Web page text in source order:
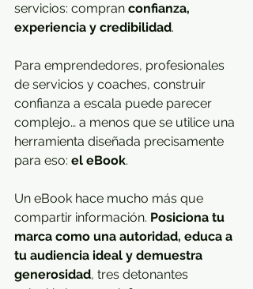
servicios: compran confianza,
experiencia y credibilidad.
Para emprendedores, profesionales
de servicios y coaches, construir
confianza a escala puede parecer
complejo… a menos que se utilice una
herramienta diseñada precisamente
para eso: el eBook.
Un eBook hace mucho más que
compartir información. Posiciona tu
marca como una autoridad, educa a
tu audiencia ideal y demuestra
generosidad, tres detonantes